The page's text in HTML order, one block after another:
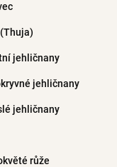
jehličnany
jehličnany
jehličnany
růže